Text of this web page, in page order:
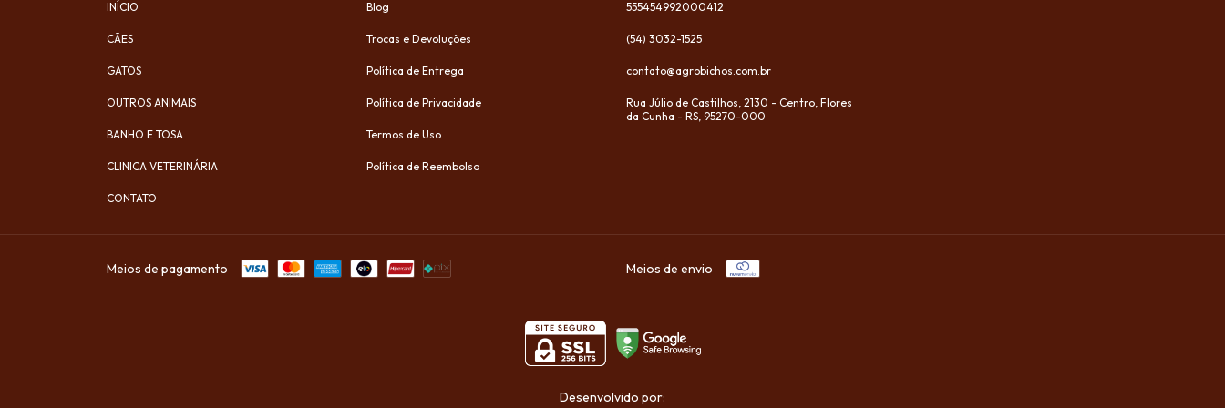
INÍCIO
CÃES
GATOS
OUTROS ANIMAIS
BANHO E TOSA
CLINICA VETERINÁRIA
CONTATO
Blog
Trocas e Devoluções
Política de Entrega
Política de Privacidade
Termos de Uso
Política de Reembolso
555454992000412
(54) 3032-1525
contato@agrobichos.com.br
Rua Júlio de Castilhos, 2130 - Centro, Flores
da Cunha - RS, 95270-000
Meios de pagamento Meios de envio
Desenvolvido por: